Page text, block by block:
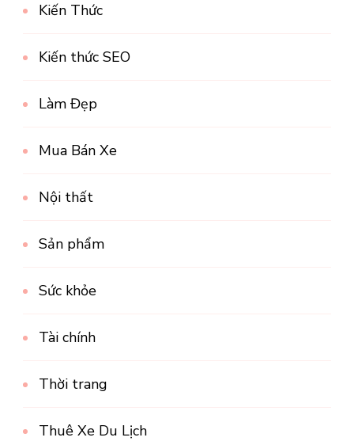
Kiến Thức
Kiến thức SEO
Làm Đẹp
Mua Bán Xe
Nội thất
Sản phẩm
Sức khỏe
Tài chính
Thời trang
Thuê Xe Du Lịch